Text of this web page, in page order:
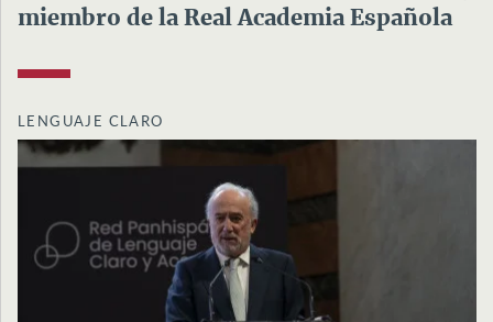
miembro de la Real Academia Española
LENGUAJE CLARO